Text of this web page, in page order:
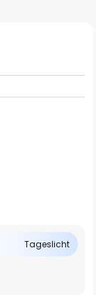
Tageslicht